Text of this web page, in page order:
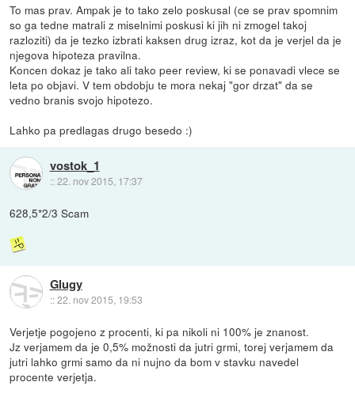
To mas prav. Ampak je to tako zelo poskusal (ce se prav spomnim
so ga tedne matrali z miselnimi poskusi ki jih ni zmogel takoj
razloziti) da je tezko izbrati kaksen drug izraz, kot da je verjel da je
njegova hipoteza pravilna.
Koncen dokaz je tako ali tako peer review, ki se ponavadi vlece se
leta po objavi. V tem obdobju te mora nekaj "gor drzat" da se
vedno branis svojo hipotezo.
Lahko pa predlagas drugo besedo :)
vostok_1
::22. nov 2015, 17:37
628,5*2/3 Scam
Glugy
::22. nov 2015, 19:53
Verjetje pogojeno z procenti, ki pa nikoli ni 100% je znanost.
Jz verjamem da je 0,5% možnosti da jutri grmi, torej verjamem da
jutri lahko grmi samo da ni nujno da bom v stavku navedel
procente verjetja.